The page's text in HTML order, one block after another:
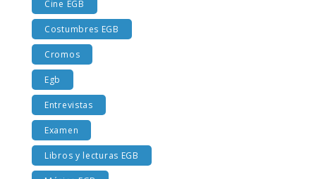
Cine EGB
Costumbres EGB
Cromos
Egb
Entrevistas
Examen
Libros y lecturas EGB